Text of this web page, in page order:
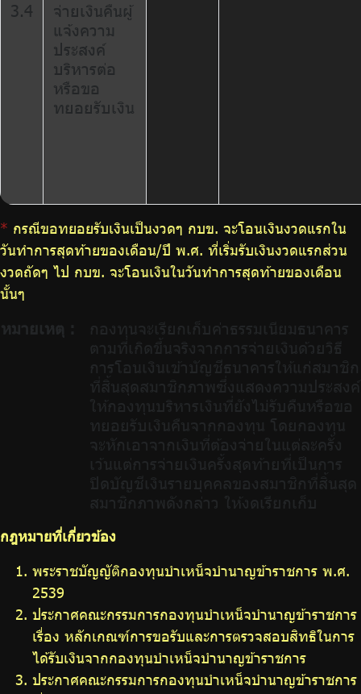
3.4
จ่ายเงินคืนผู้
แจ้งความ
ประสงค์
บริหารต่อ
หรือขอ
ทยอยรับเงิน
* กรณีขอทยอยรับเงินเป็นงวดๆ กบข. จะโอนเงินงวดแรกใน
วันทำการสุดท้ายของเดือน/ปี พ.ศ. ที่เริ่มรับเงินงวดแรกส่วน
งวดถัดๆ ไป กบข. จะโอนเงินในวันทำการสุดท้ายของเดือน
นั้นๆ
หมายเหตุ :
กองทุนจะเรียกเก็บค่าธรรมเนียมธนาคาร
ตามที่เกิดขึ้นจริงจากการจ่ายเงินด้วยวิธี
การโอนเงินเข้าบัญชีธนาคารให้แก่สมาชิก
ที่สิ้นสุดสมาชิกภาพซึ่งแสดงความประสงค์
ให้กองทุนบริหารเงินที่ยังไม่รับคืนหรือขอ
ทยอยรับเงินคืนจากกองทุน โดยกองทุน
จะหักเอาจากเงินที่ต้องจ่ายในแต่ละครั้ง
เว้นแต่การจ่ายเงินครั้งสุดท้ายที่เป็นการ
ปิดบัญชีเงินรายบุคคลของสมาชิกที่สิ้นสุด
สมาชิกภาพดังกล่าว ให้งดเรียกเก็บ
กฎหมายที่เกี่ยวข้อง
พระราชบัญญัติกองทุนบำเหน็จบำนาญข้าราชการ พ.ศ.
2539
ประกาศคณะกรรมการกองทุนบำเหน็จบำนาญข้าราชการ
เรื่อง หลักเกณฑ์การขอรับและการตรวจสอบสิทธิในการ
ได้รับเงินจากกองทุนบำเหน็จบำนาญข้าราชการ
ประกาศคณะกรรมการกองทุนบำเหน็จบำนาญข้าราชการ